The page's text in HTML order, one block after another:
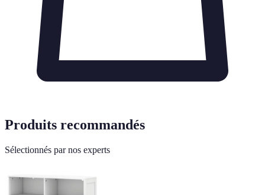
Produits recommandés
Sélectionnés par nos experts